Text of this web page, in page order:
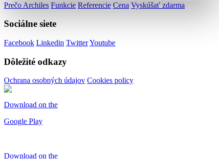
Prečo Archiles Funkcie Referencie Cena Vyskúšať zdarma
Sociálne siete
Facebook Linkedin TwitterYoutube
Dôležité odkazy
Ochrana osobných údajov Cookies policy
Download on the
Google Play
Download on the